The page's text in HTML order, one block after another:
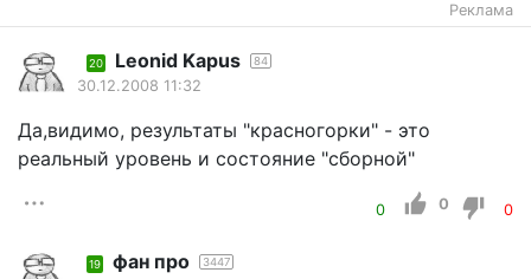
Реклама
20 Leonid Kapus 84
30.12.2008 11:32
Да,видимо, результаты "красногорки" - это
реальный уровень и состояние "сборной"
0 0 0
19 фан про 3447